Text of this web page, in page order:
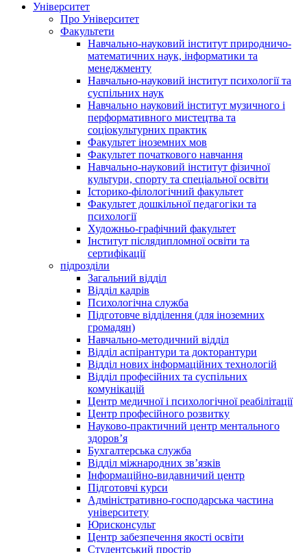
Університет
Про Університет
Факультети
Навчально-науковий інститут природничо-
математичних наук, інформатики та
менеджменту
Навчально-науковий інститут психології та
суспільних наук
Навчально науковий інститут музичного і
перформативного мистецтва та
соціокультурних практик
Факультет іноземних мов
Факультет початкового навчання
Навчально-науковий інститут фізичної
культури, спорту та спеціальної освіти
Історико-філологічний факультет
Факультет дошкільної педагогіки та
психології
Художньо-графічний факультет
Інститут післядипломної освіти та
сертифікації
підрозділи
Загальний відділ
Відділ кадрів
Психологічна служба
Підготовче відділення (для іноземних
громадян)
Навчально-методичний відділ
Відділ аспірантури та докторантури
Відділ нових інформаційних технологій
Відділ професійних та суспільних
комунікацій
Центр медичної і психологічної реабілітації
Центр професійного розвитку
Науково-практичний центр ментального
здоров’я
Бухгалтерська служба
Відділ міжнародних зв’язків
Інформаційно-видавничий центр
Підготовчі курси
Адміністративно-господарська частина
університету
Юрисконсульт
Центр забезпечення якості освіти
Студентський простір